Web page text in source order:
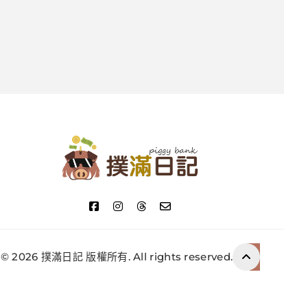
撲滿日記
© 2026 撲滿日記 版權所有. All rights reserved.